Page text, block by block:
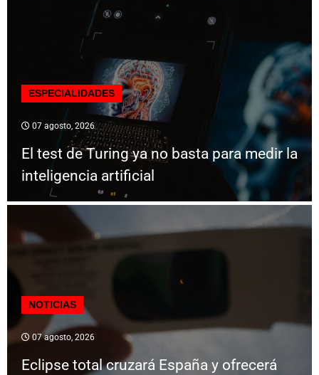
ESPECIALIDADES
07 agosto, 2026
El test de Turing ya no basta para medir la
inteligencia artificial
NOTICIAS
07 agosto, 2026
Eclipse total cruzará España y ofrecerá